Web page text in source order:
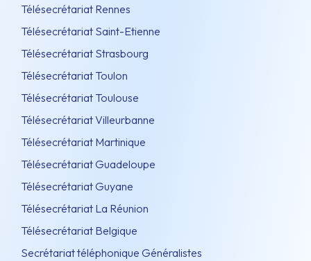
Télésecrétariat Rennes
Télésecrétariat Saint-Etienne
Télésecrétariat Strasbourg
Télésecrétariat Toulon
Télésecrétariat Toulouse
Télésecrétariat Villeurbanne
Télésecrétariat Martinique
Télésecrétariat Guadeloupe
Télésecrétariat Guyane
Télésecrétariat La Réunion
Télésecrétariat Belgique
Secrétariat téléphonique Généralistes